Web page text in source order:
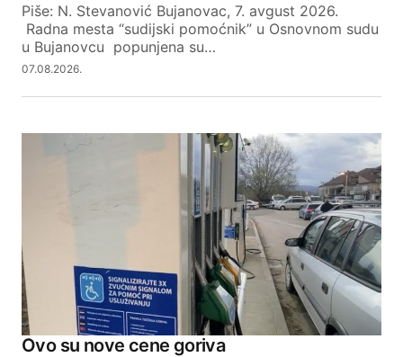
SUBMIT COMMENT
Piše: N. Stevanović Bujanovac, 7. avgust 2026.
Radna mesta “sudijski pomoćnik” u Osnovnom sudu
u Bujanovcu popunjena su…
07.08.2026.
Ovo su nove cene goriva